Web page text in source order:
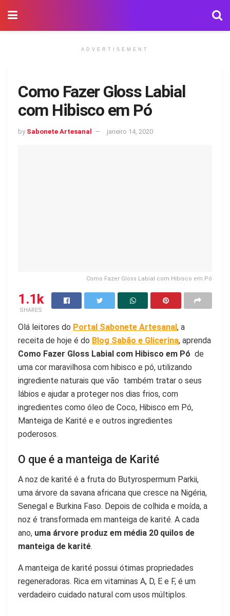
ADVERTISEMENT
Como Fazer Gloss Labial
com Hibisco em Pó
by Sabonete Artesanal janeiro 14, 2020
Como Fazer Gloss Labial com Hibisco em Pó
1.1k
SHARES
Olá leitores do Portal Sabonete Artesanal, a
receita de hoje é do Blog Sabão e Glicerina, aprenda
Como Fazer Gloss Labial com Hibisco em Pó de
uma cor maravilhosa com hibisco e pó, utilizando
ingrediente naturais que vão também tratar o seus
lábios e ajudar a proteger nos dias frios, com
ingredientes como óleo de Coco, Hibisco em Pó,
Manteiga de Karité e e outros ingredientes
poderosos.
O que é a manteiga de Karité
A noz de karité é a fruta do Butyrospermum Parkii,
uma árvore da savana africana que cresce na Nigéria,
Senegal e Burkina Faso. Depois de colhida e moída, a
noz é transformada em manteiga de karité. A cada
ano, uma árvore produz em média 20 quilos de
manteiga de karité.
A manteiga de karité possui ótimas propriedades
regeneradoras. Rica em vitaminas A, D, E e F, é um
verdadeiro cuidado natural com usos múltiplos.